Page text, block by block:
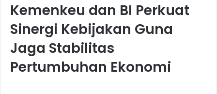
Kemenkeu dan BI Perkuat
Sinergi Kebijakan Guna
Jaga Stabilitas
Pertumbuhan Ekonomi